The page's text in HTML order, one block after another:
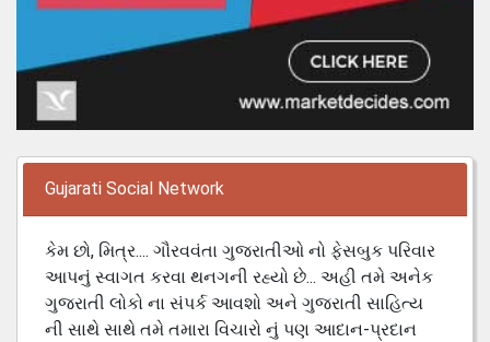
Gujarati Social Network
કેમ છો, મિત્ર.... ગૌરવવંતા ગુજરાતીઓ નો ફેસબુક પરિવાર
આપનું સ્વાગત કરવા થનગની રહ્યો છે... અહી તમે અનેક
ગુજરાતી લોકો ના સંપર્ક આવશો અને ગુજરાતી સાહિત્ય
ની સાથે સાથે તમે તમારા વિચારો નું પણ આદાન-પ્રદાન